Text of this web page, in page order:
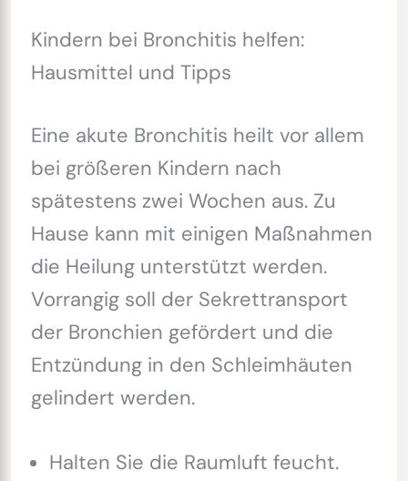
Kindern bei Bronchitis helfen:
Hausmittel und Tipps
Eine akute Bronchitis heilt vor allem
bei größeren Kindern nach
spätestens zwei Wochen aus. Zu
Hause kann mit einigen Maßnahmen
die Heilung unterstützt werden.
Vorrangig soll der Sekrettransport
der Bronchien gefördert und die
Entzündung in den Schleimhäuten
gelindert werden.
Halten Sie die Raumluft feucht.